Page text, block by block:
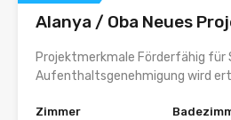
Alanya / Oba Neues
Projektmerkmale Förderfähig
Aufenthaltsgenehmigung wird
Zimmer